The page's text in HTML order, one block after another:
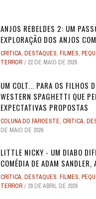
ANJOS REBELDES 2: UM
EXPLORAÇÃO DOS ANJOS
CRÍTICA, DESTAQUES, FILMES,
TERROR
22 DE MAIO DE 2026
UM COLT... PARA OS FILHOS
WESTERN SPAGHETTI QUE
EXPECTATIVAS PROPOSTAS
COLUNA DO FAROESTE, CRÍTICA,
DE MAIO DE 2026
LITTLE NICKY - UM DIABO
COMÉDIA DE ADAM SANDLER,
CRÍTICA, DESTAQUES, FILMES,
TERROR
29 DE ABRIL DE 2026